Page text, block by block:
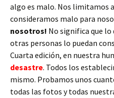
algo es malo. Nos limitamos
consideramos malo para
nosotros! No significa que
otras personas lo puedan
Cuarta edición, en nuestra
desastre. Todos los
mismo. Probamos unos
todas las fotos y todas